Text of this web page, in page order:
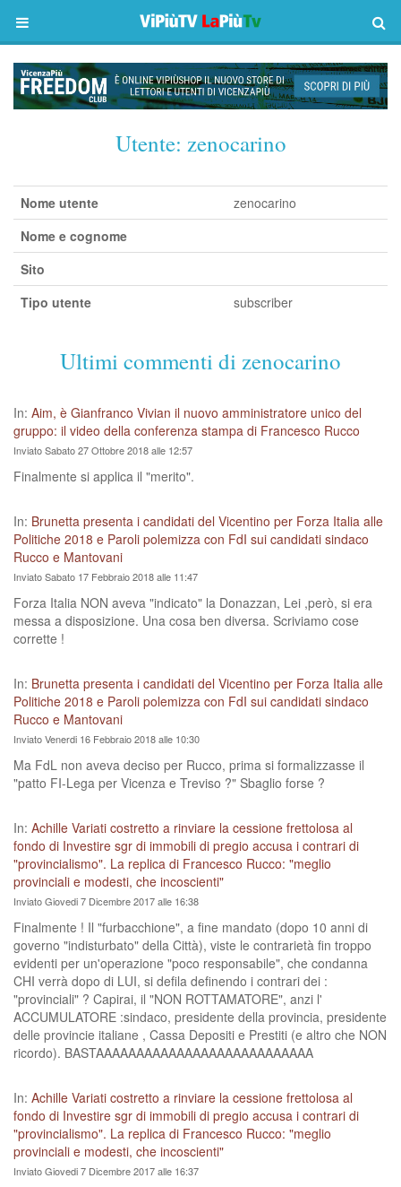
Utente: zenocarino
Nome utente
zenocarino
Nome e cognome
Sito
Tipo utente
subscriber
Ultimi commenti di zenocarino
In: Aim, è Gianfranco Vivian il nuovo amministratore unico del
gruppo: il video della conferenza stampa di Francesco Rucco
Inviato Sabato 27 Ottobre 2018 alle 12:57
Finalmente si applica il "merito".
In: Brunetta presenta i candidati del Vicentino per Forza Italia alle
Politiche 2018 e Paroli polemizza con FdI sui candidati sindaco
Rucco e Mantovani
Inviato Sabato 17 Febbraio 2018 alle 11:47
Forza Italia NON aveva "indicato" la Donazzan, Lei ,però, si era
messa a disposizione. Una cosa ben diversa. Scriviamo cose
corrette !
In: Brunetta presenta i candidati del Vicentino per Forza Italia alle
Politiche 2018 e Paroli polemizza con FdI sui candidati sindaco
Rucco e Mantovani
Inviato Venerdi 16 Febbraio 2018 alle 10:30
Ma FdL non aveva deciso per Rucco, prima si formalizzasse il
"patto FI-Lega per Vicenza e Treviso ?" Sbaglio forse ?
In: Achille Variati costretto a rinviare la cessione frettolosa al
fondo di Investire sgr di immobili di pregio accusa i contrari di
"provincialismo". La replica di Francesco Rucco: "meglio
provinciali e modesti, che incoscienti"
Inviato Giovedi 7 Dicembre 2017 alle 16:38
Finalmente ! Il "furbacchione", a fine mandato (dopo 10 anni di
governo "indisturbato" della Città), viste le contrarietà fin troppo
evidenti per un'operazione "poco responsabile", che condanna
CHI verrà dopo di LUI, si defila definendo i contrari dei :
"provinciali" ? Capirai, il "NON ROTTAMATORE", anzi l'
ACCUMULATORE :sindaco, presidente della provincia, presidente
delle provincie italiane , Cassa Depositi e Prestiti (e altro che NON
ricordo). BASTAAAAAAAAAAAAAAAAAAAAAAAAAAA
In: Achille Variati costretto a rinviare la cessione frettolosa al
fondo di Investire sgr di immobili di pregio accusa i contrari di
"provincialismo". La replica di Francesco Rucco: "meglio
provinciali e modesti, che incoscienti"
Inviato Giovedi 7 Dicembre 2017 alle 16:37